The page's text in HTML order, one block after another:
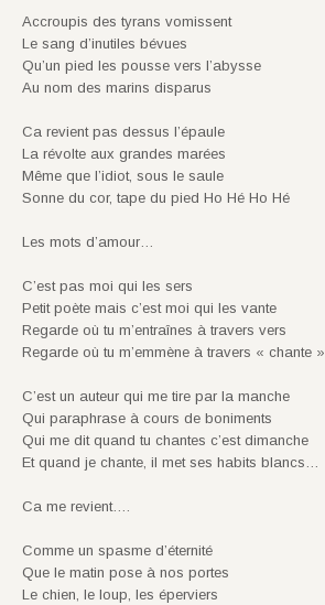
Accroupis des tyrans vomissent
Le sang d’inutiles bévues
Qu’un pied les pousse vers l’abysse
Au nom des marins disparus
Ca revient pas dessus l’épaule
La révolte aux grandes marées
Même que l’idiot, sous le saule
Sonne du cor, tape du pied Ho Hé Ho Hé
Les mots d’amour…
C’est pas moi qui les sers
Petit poète mais c’est moi qui les vante
Regarde où tu m’entraînes à travers vers
Regarde où tu m’emmène à travers « chante »
C’est un auteur qui me tire par la manche
Qui paraphrase à cours de boniments
Qui me dit quand tu chantes c’est dimanche
Et quand je chante, il met ses habits blancs…
Ca me revient….
Comme un spasme d’éternité
Que le matin pose à nos portes
Le chien, le loup, les éperviers